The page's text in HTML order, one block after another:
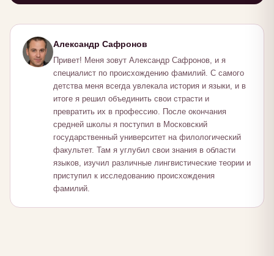
Александр Сафронов
Привет! Меня зовут Александр Сафронов, и я
специалист по происхождению фамилий. С самого
детства меня всегда увлекала история и языки, и в
итоге я решил объединить свои страсти и
превратить их в профессию. После окончания
средней школы я поступил в Московский
государственный университет на филологический
факультет. Там я углубил свои знания в области
языков, изучил различные лингвистические теории и
приступил к исследованию происхождения
фамилий.